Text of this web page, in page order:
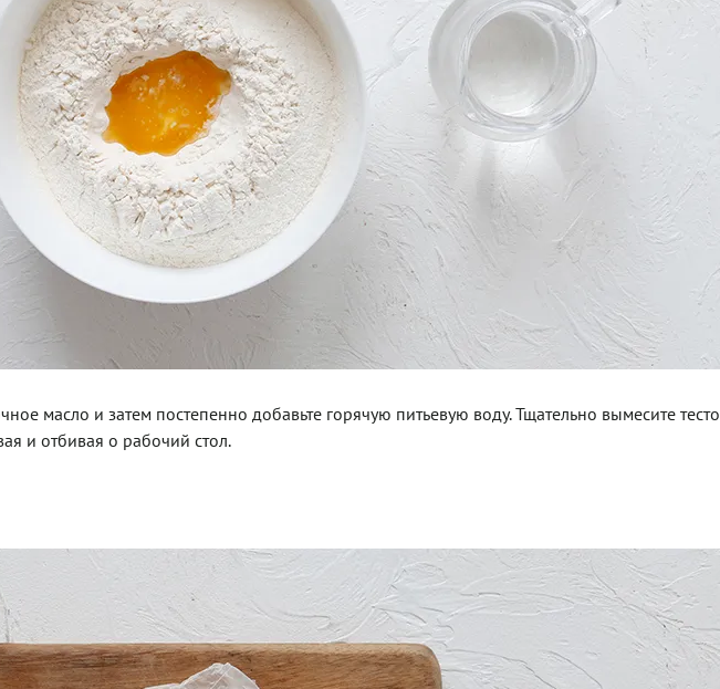
масло и затем постепенно добавьте горячую питьевую воду. Тщательно вымесите тесто
и отбивая о рабочий стол.